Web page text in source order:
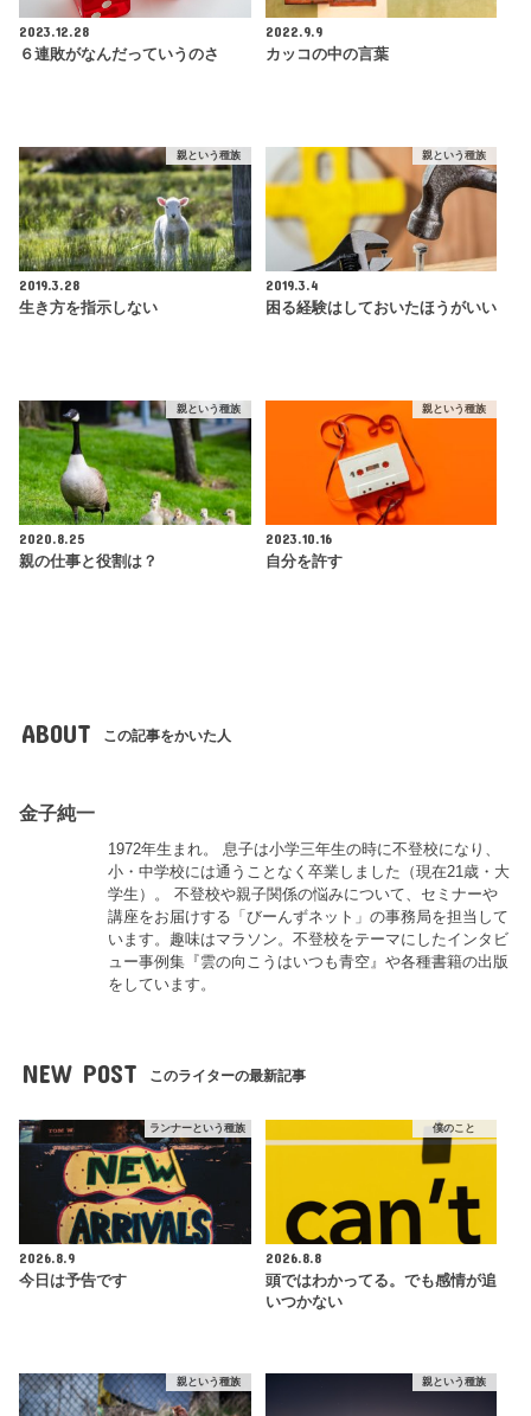
2023.12.28
６連敗がなんだっていうのさ
2022.9.9
カッコの中の言葉
親という種族
2019.3.28
生き方を指示しない
親という種族
2019.3.4
困る経験はしておいたほうがいい
親という種族
2020.8.25
親の仕事と役割は？
親という種族
2023.10.16
自分を許す
ABOUT この記事をかいた人
金子純一
1972年生まれ。 息子は小学三年生の時に不登校になり、
小・中学校には通うことなく卒業しました（現在21歳・大
学生）。 不登校や親子関係の悩みについて、セミナーや
講座をお届けする「びーんずネット」の事務局を担当して
います。趣味はマラソン。不登校をテーマにしたインタビ
ュー事例集『雲の向こうはいつも青空』や各種書籍の出版
をしています。
NEW POST このライターの最新記事
ランナーという種族
2026.8.9
今日は予告です
僕のこと
2026.8.8
頭ではわかってる。でも感情が追
いつかない
親という種族 親という種族